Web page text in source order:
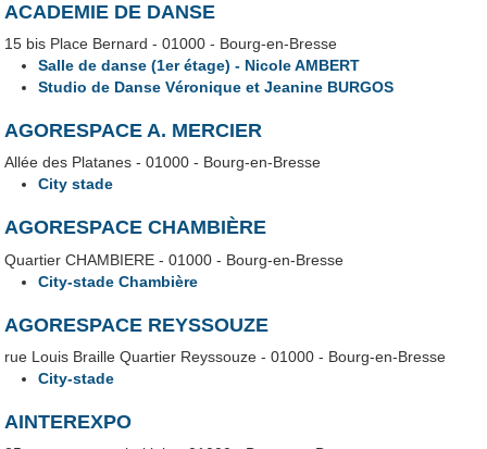
ACADEMIE DE DANSE
15 bis Place Bernard - 01000 - Bourg-en-Bresse
Salle de danse (1er étage) - Nicole AMBERT
Studio de Danse Véronique et Jeanine BURGOS
AGORESPACE A. MERCIER
Allée des Platanes - 01000 - Bourg-en-Bresse
City stade
AGORESPACE CHAMBIÈRE
Quartier CHAMBIERE - 01000 - Bourg-en-Bresse
City-stade Chambière
AGORESPACE REYSSOUZE
rue Louis Braille Quartier Reyssouze - 01000 - Bourg-en-Bresse
City-stade
AINTEREXPO